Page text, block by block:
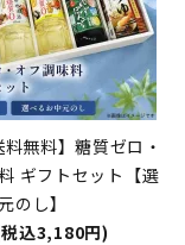
料無料】糖質ゼロ・
ギフトセット【選
のし】
込3,180円)